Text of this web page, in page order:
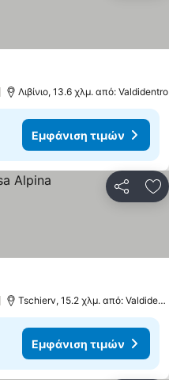
Λιβίνιο, 13.6 χλμ. από: Valdidentro
Εμφάνιση τιμών
Tschierv, 15.2 χλμ. από: Valdidentro
Εμφάνιση τιμών